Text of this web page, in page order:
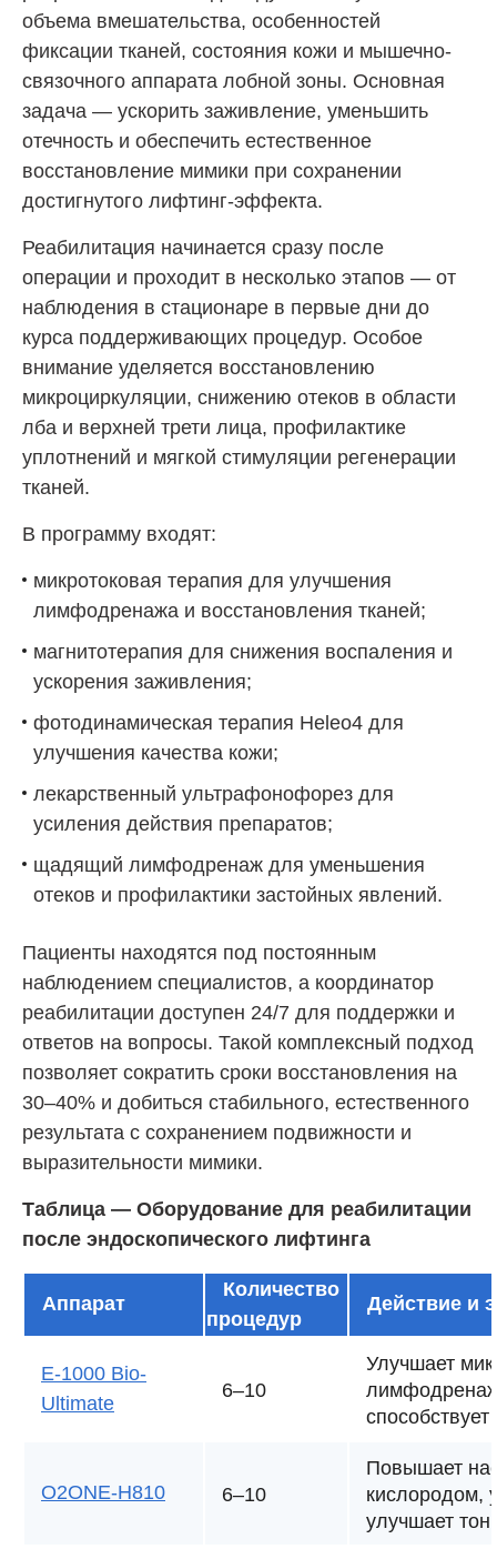
объема вмешательства, особенностей
фиксации тканей, состояния кожи и мышечно-
связочного аппарата лобной зоны. Основная
задача — ускорить заживление, уменьшить
отечность и обеспечить естественное
восстановление мимики при сохранении
достигнутого лифтинг-эффекта.
Реабилитация начинается сразу после
операции и проходит в несколько этапов — от
наблюдения в стационаре в первые дни до
курса поддерживающих процедур. Особое
внимание уделяется восстановлению
микроциркуляции, снижению отеков в области
лба и верхней трети лица, профилактике
уплотнений и мягкой стимуляции регенерации
тканей.
В программу входят:
микротоковая терапия для улучшения
лимфодренажа и восстановления тканей;
магнитотерапия для снижения воспаления и
ускорения заживления;
фотодинамическая терапия Heleo4 для
улучшения качества кожи;
лекарственный ультрафонофорез для
усиления действия препаратов;
щадящий лимфодренаж для уменьшения
отеков и профилактики застойных явлений.
Пациенты находятся под постоянным
наблюдением специалистов, а координатор
реабилитации доступен 24/7 для поддержки и
ответов на вопросы. Такой комплексный подход
позволяет сократить сроки восстановления на
30–40% и добиться стабильного, естественного
результата с сохранением подвижности и
выразительности мимики.
Таблица — Оборудование для реабилитации
после эндоскопического лифтинга
Аппарат
Количество
процедур
Действие и
Е-1000 Bio-
Ultimate
6–10
Улучшает
O2ONE-H810 6–10
Повышает
кислородом,
улучшает тон